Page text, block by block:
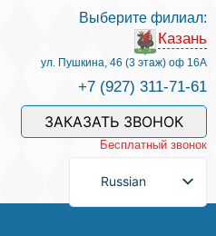
Выберите филиал:
Казань
ул. Пушкина, 46 (3 этаж) оф 16А
+7 (927) 311-71-61
ЗАКАЗАТЬ ЗВОНОК
Бесплатный звонок
Russian